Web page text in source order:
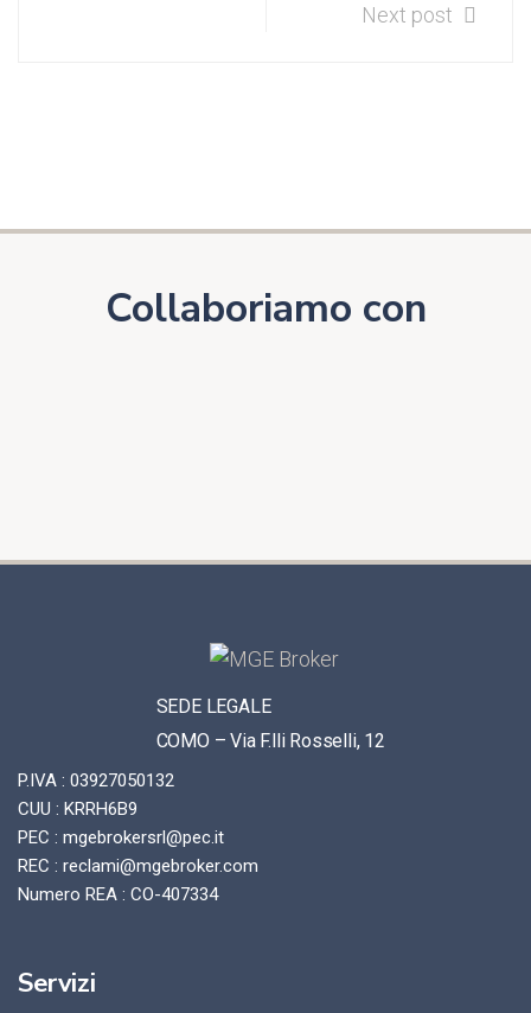
Next post
Collaboriamo con
SEDE LEGALE
COMO – Via F.lli Rosselli, 12
P.IVA : 03927050132
CUU : KRRH6B9
PEC : mgebrokersrl@pec.it
REC : reclami@mgebroker.com
Numero REA : CO-407334
Servizi